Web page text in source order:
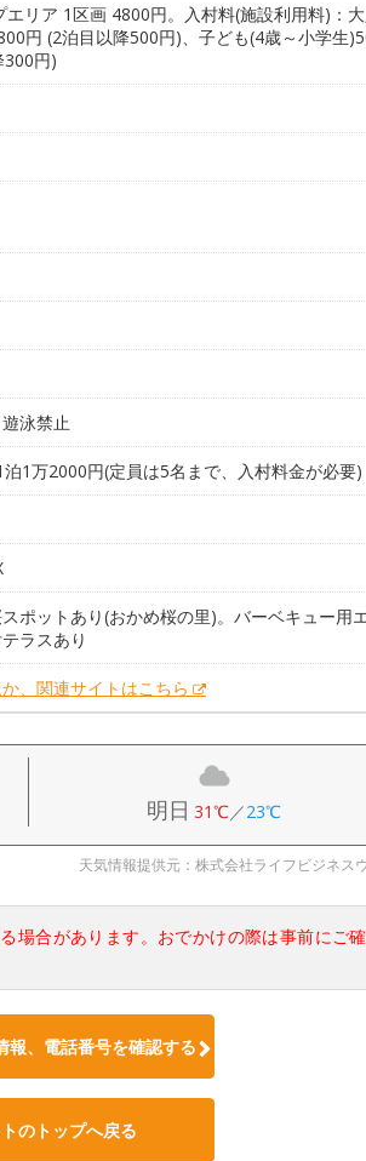
エリア 1区画 4800円。入村料(施設利用料)：
円 (2泊目以降500円)、子ども(4歳～小学生
300円)
泳禁止
1万2000円(定員は5名まで、入村料金が必要)
ポットあり(おかめ桜の里)。バーベキュー用
ラスあり
、関連サイトはこちら
明日 31℃／23℃
天気情報提供元：株式会社ライフビジネス
場合があります。おでかけの際は事前にご
報、電話番号を確認する
のトップへ戻る